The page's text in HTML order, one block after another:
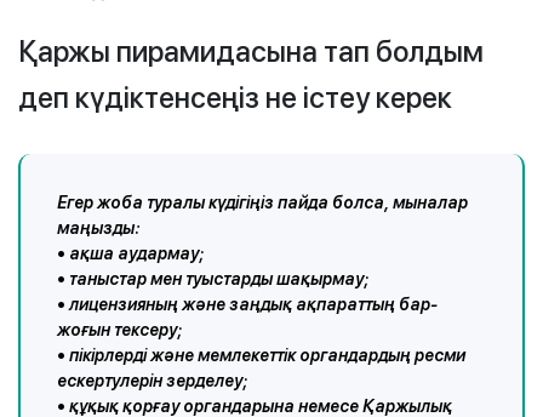
Қаржы пирамидасына тап болдым
деп күдіктенсеңіз не істеу керек
Егер жоба туралы күдігіңіз пайда болса, мыналар
маңызды:
• ақша аудармау;
• таныстар мен туыстарды шақырмау;
• лицензияның және заңдық ақпараттың бар-
жоғын тексеру;
• пікірлерді және мемлекеттік органдардың ресми
ескертулерін зерделеу;
• құқық қорғау органдарына немесе Қаржылық